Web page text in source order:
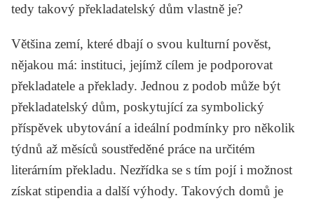
tedy takový překladatelský dům vlastně je?
Většina zemí, které dbají o svou kulturní pověst,
nějakou má: instituci, jejímž cílem je podporovat
překladatele a překlady. Jednou z podob může být
překladatelský dům, poskytující za symbolický
příspěvek ubytování a ideální podmínky pro několik
týdnů až měsíců soustředěné práce na určitém
literárním překladu. Nezřídka se s tím pojí i možnost
získat stipendia a další výhody. Takových domů je